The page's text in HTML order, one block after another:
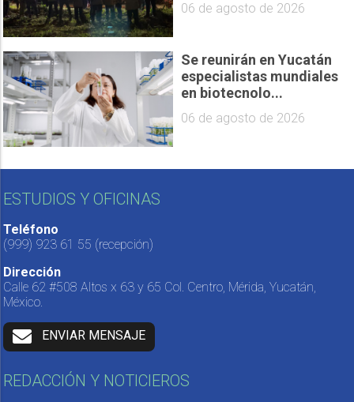
06 de agosto de 2026
Se reunirán en Yucatán
especialistas mundiales
en biotecnolo...
06 de agosto de 2026
ESTUDIOS Y OFICINAS
Teléfono
(999) 923 61 55 (recepción)
Dirección
Calle 62 #508 Altos x 63 y 65 Col. Centro, Mérida, Yucatán,
México.
ENVIAR MENSAJE
REDACCIÓN Y NOTICIEROS